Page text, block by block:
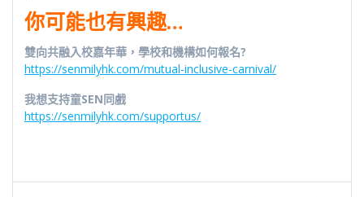
你可能也有興趣…
雙向共融入校嘉年華，學校和機構如何報名?
https://senmilyhk.com/mutual-inclusive-carnival/
我想支持童SEN同戲
https://senmilyhk.com/supportus/